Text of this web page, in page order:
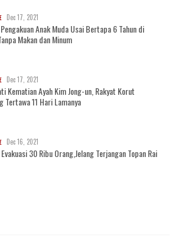
Dec 17, 2021
Anak Muda Usai Bertapa 6 Tahun di
Makan dan Minum
Dec 17, 2021
Kematian Ayah Kim Jong-un, Rakyat Korut
Tertawa 11 Hari Lamanya
Dec 16, 2021
30 Ribu Orang,Jelang Terjangan Topan Rai